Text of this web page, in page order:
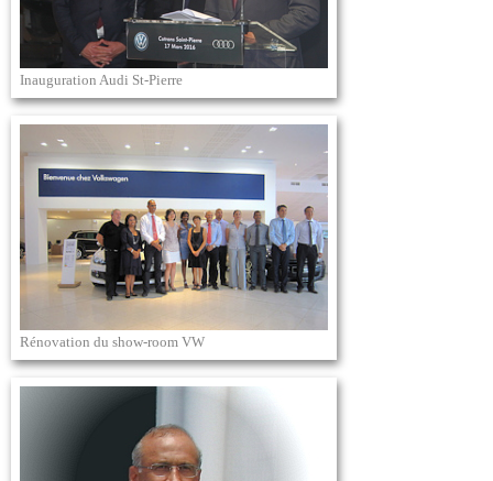
Inauguration Audi St-Pierre
Rénovation du show-room VW